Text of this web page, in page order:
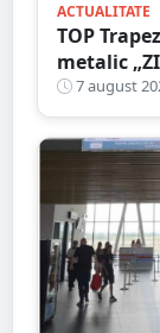
ACTUALITATE
TOP
metalic
în Grădina
7 august